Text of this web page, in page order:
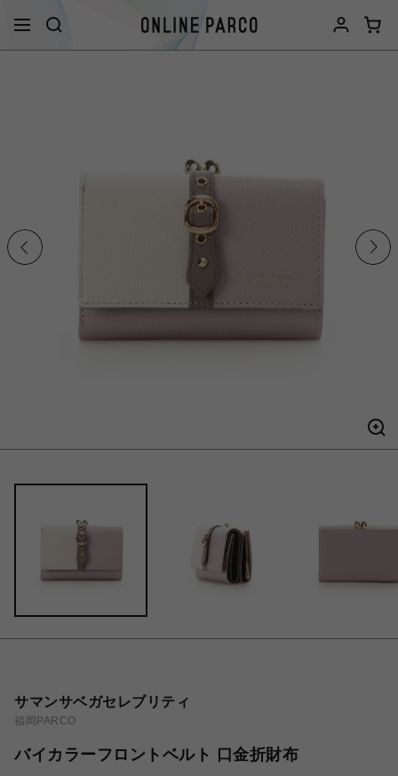
サマンサベガセレブリティ
福岡PARCO
バイカラーフロントベルト 口金折財布